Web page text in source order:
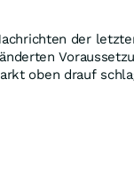
der
oben drauf